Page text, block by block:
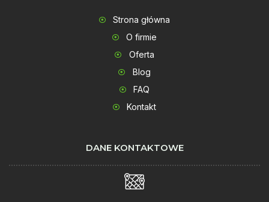
Strona główna
O firmie
Oferta
Blog
FAQ
Kontakt
DANE KONTAKTOWE